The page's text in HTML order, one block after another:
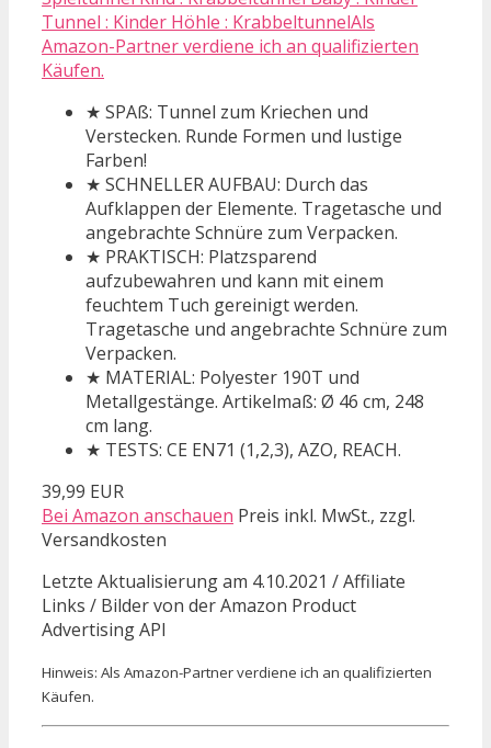
Tunnel : Kinder Höhle : KrabbeltunnelAls
Amazon-Partner verdiene ich an qualifizierten
Käufen.
★ SPAß: Tunnel zum Kriechen und
Verstecken. Runde Formen und lustige
Farben!
★ SCHNELLER AUFBAU: Durch das
Aufklappen der Elemente. Tragetasche und
angebrachte Schnüre zum Verpacken.
★ PRAKTISCH: Platzsparend
aufzubewahren und kann mit einem
feuchtem Tuch gereinigt werden.
Tragetasche und angebrachte Schnüre zum
Verpacken.
★ MATERIAL: Polyester 190T und
Metallgestänge. Artikelmaß: Ø 46 cm, 248
cm lang.
★ TESTS: CE EN71 (1,2,3), AZO, REACH.
39,99 EUR
Bei Amazon anschauen Preis inkl. MwSt., zzgl.
Versandkosten
Letzte Aktualisierung am 4.10.2021 / Affiliate
Links / Bilder von der Amazon Product
Advertising API
Hinweis: Als Amazon-Partner verdiene ich an qualifizierten
Käufen.